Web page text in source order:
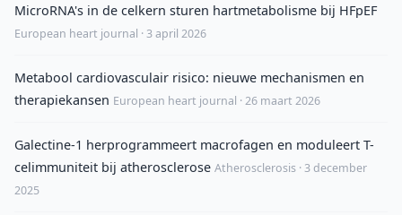
MicroRNA's in de celkern sturen hartmetabolisme bij HFpEF
European heart journal · 3 april 2026
Metabool cardiovasculair risico: nieuwe mechanismen en
therapiekansen European heart journal · 26 maart 2026
Galectine-1 herprogrammeert macrofagen en moduleert T-
celimmuniteit bij atherosclerose Atherosclerosis · 3 december
2025